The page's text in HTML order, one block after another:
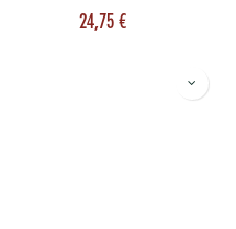
24,75 €